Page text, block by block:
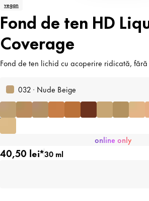
vegan
Fond de ten HD
Coverage
Fond de ten lichid cu acoperire ridicată, fără
032 · Nude Beige
online only
40,50 lei*30 ml